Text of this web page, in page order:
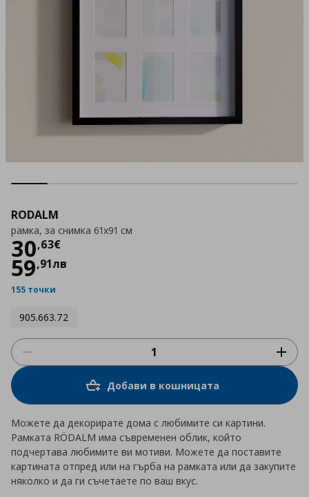
RODALM
рамка, за снимка 61x91 см
30,63€
Цена
59,91лв
155 точки
905.663.72
Добави в кошницата
Можете да декорирате дома с любимите си картини.
Рамката RÖDALM има съвременен облик, който
подчертава любимите ви мотиви. Можете да поставите
картината отпред или на гърба на рамката или да закупите
няколко и да ги съчетаете по ваш вкус.